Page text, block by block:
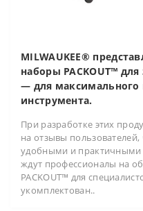
MILWAUKEE®
наборы PACKOUT™
— для
инструмента.
При разработке этих
на отзывы
удобными и
ждут профессионалы на
PACKOUT™ для
укомплектован..